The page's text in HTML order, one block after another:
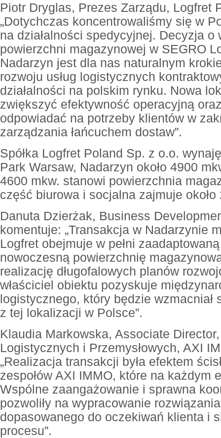
Piotr Dryglas, Prezes Zarządu, Logfret
„Dotychczas koncentrowaliśmy się w
na działalności spedycyjnej. Decyzja
powierzchni magazynowej w SEGRO
Nadarzyn jest dla nas naturalnym
rozwoju usług logistycznych
działalności na polskim rynku. Nowa
zwiększyć efektywność operacyjną
odpowiadać na potrzeby klientów w
zarządzania łańcuchem dostaw”.
Spółka Logfret Poland Sp. z o.o.
Park Warsaw, Nadarzyn około 4900
4600 mkw. stanowi powierzchnia
część biurowa i socjalna zajmuje około
Danuta Dzierżak, Business
komentuje: „Transakcja w Nadarzynie
Logfret obejmuje w pełni
nowoczesną powierzchnię
realizację długofalowych planów
właściciel obiektu pozyskuje
logistycznego, który będzie wzmacniał
z tej lokalizacji w Polsce”.
Klaudia Markowska, Associate
Logistycznych i Przemysłowych, AXI
„Realizacja transakcji była efektem
zespołów AXI IMMO, które na każdym
Wspólne zaangażowanie i sprawna
pozwoliły na wypracowanie
dopasowanego do oczekiwań klienta i
procesu”.